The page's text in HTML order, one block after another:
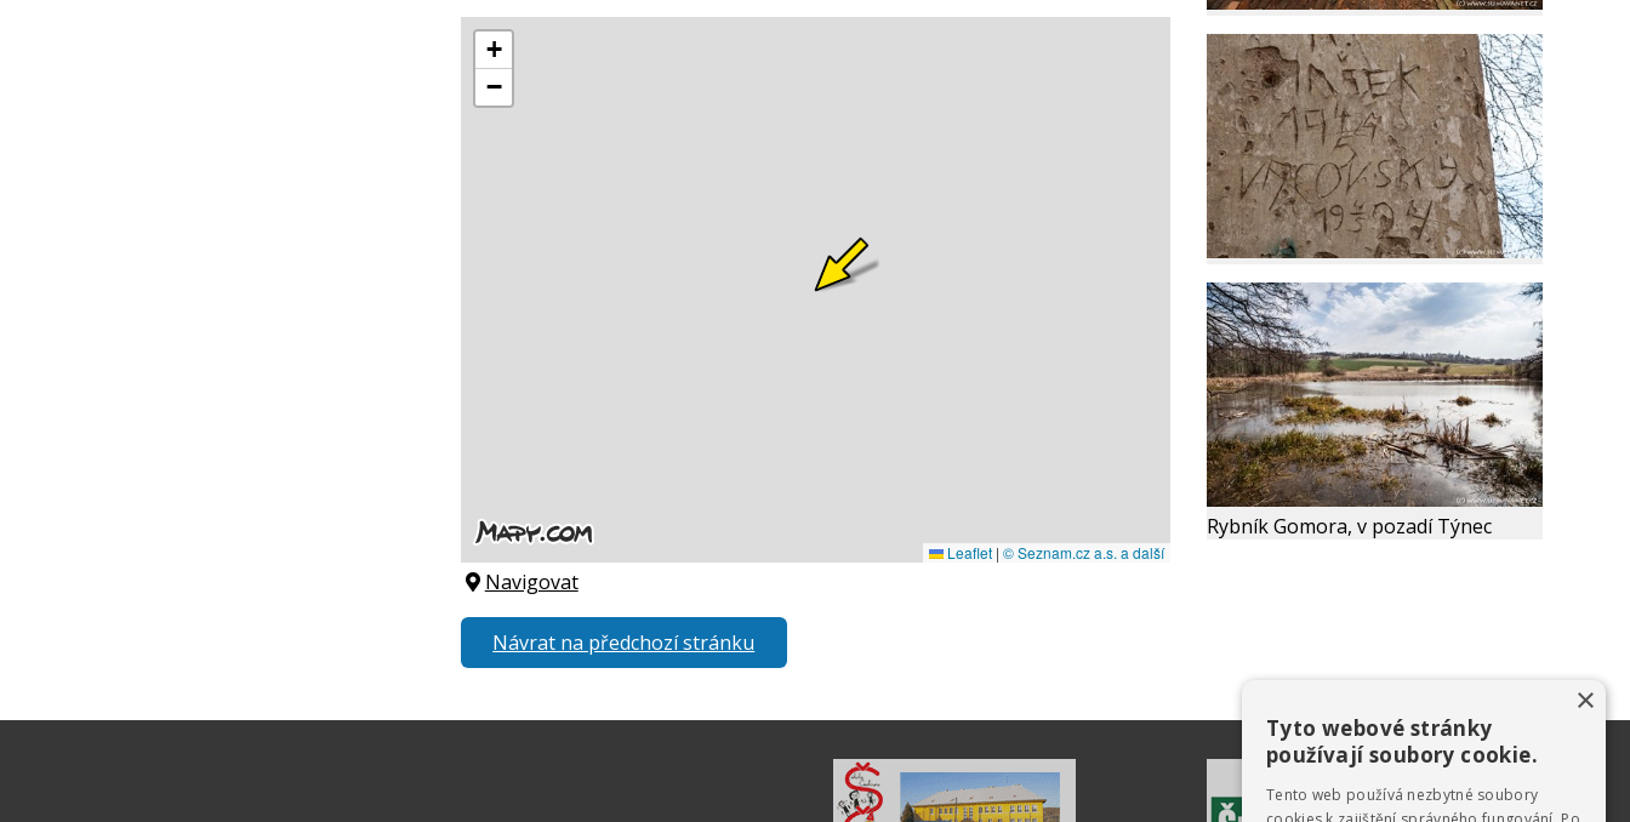
Navigovat
Návrat na předchozí stránku
Rybník Gomora, v pozadí Týnec
×
Tyto webové stránky
používají soubory cookie.
Tento web používá nezbytné soubory